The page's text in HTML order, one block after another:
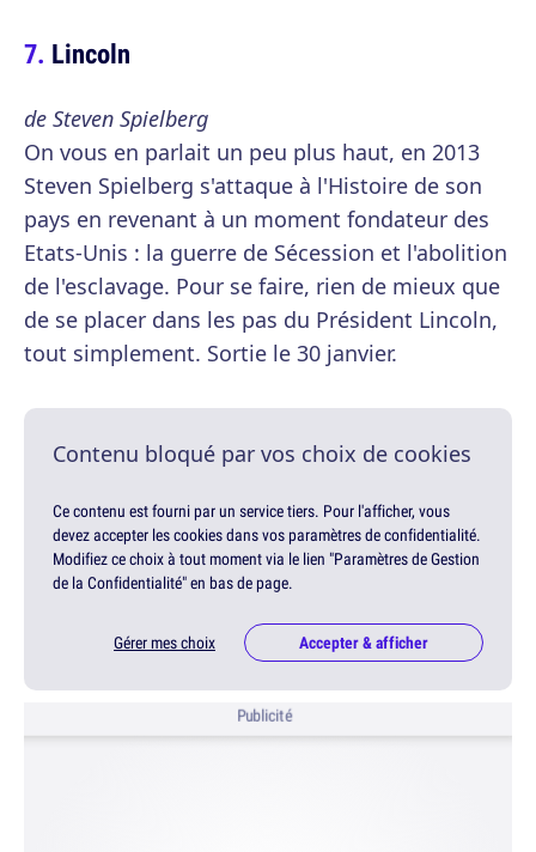
Lincoln
de Steven Spielberg
On vous en parlait un peu plus haut, en 2013
Steven Spielberg s'attaque à l'Histoire de son
pays en revenant à un moment fondateur des
Etats-Unis : la guerre de Sécession et l'abolition
de l'esclavage. Pour se faire, rien de mieux que
de se placer dans les pas du Président Lincoln,
tout simplement. Sortie le 30 janvier.
Contenu bloqué par vos choix de cookies
Ce contenu est fourni par un service tiers. Pour l'afficher, vous
devez accepter les cookies dans vos paramètres de confidentialité.
Modifiez ce choix à tout moment via le lien "Paramètres de Gestion
de la Confidentialité" en bas de page.
Gérer mes choix Accepter & afficher
Publicité